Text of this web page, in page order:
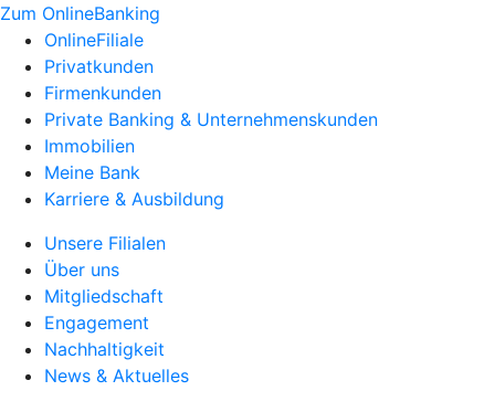
Zum OnlineBanking
OnlineFiliale
Privatkunden
Firmenkunden
Private Banking & Unternehmenskunden
Immobilien
Meine Bank
Karriere & Ausbildung
Unsere Filialen
Über uns
Mitgliedschaft
Engagement
Nachhaltigkeit
News & Aktuelles